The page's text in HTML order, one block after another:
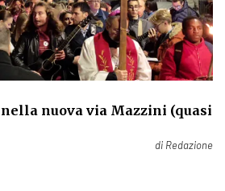
nuova via Mazzini (quasi
di Redazione